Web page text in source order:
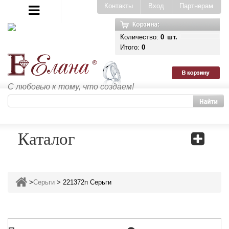
С любовью к тому, что создаем!
Партнерам
Вход
Контакты
Количество: 0 шт.
Итого: 0
Каталог
>Серьги > 221372п Серьги